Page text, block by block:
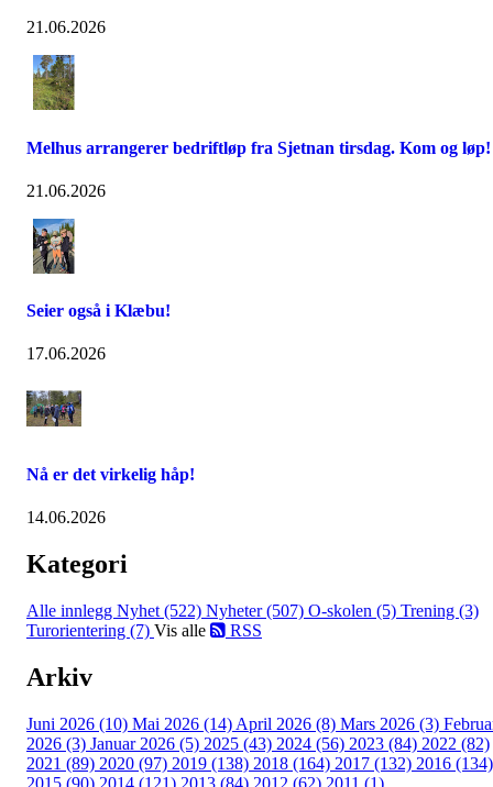
21.06.2026
Melhus arrangerer bedriftløp fra Sjetnan tirsdag. Kom og løp!
21.06.2026
Seier også i Klæbu!
17.06.2026
Nå er det virkelig håp!
14.06.2026
Kategori
Alle innlegg Nyhet (522) Nyheter (507) O-skolen (5) Trening (3)
Turorientering (7) Vis alle RSS
Arkiv
Juni 2026 (10) Mai 2026 (14) April 2026 (8) Mars 2026 (3)
2026 (3) Januar 2026 (5) 2025 (43) 2024 (56) 2023 (84) 2022 (82)
2021 (89) 2020 (97) 2019 (138) 2018 (164) 2017 (132) 2016 (134)
2015 (90) 2014 (121) 2013 (84) 2012 (62) 2011 (1)